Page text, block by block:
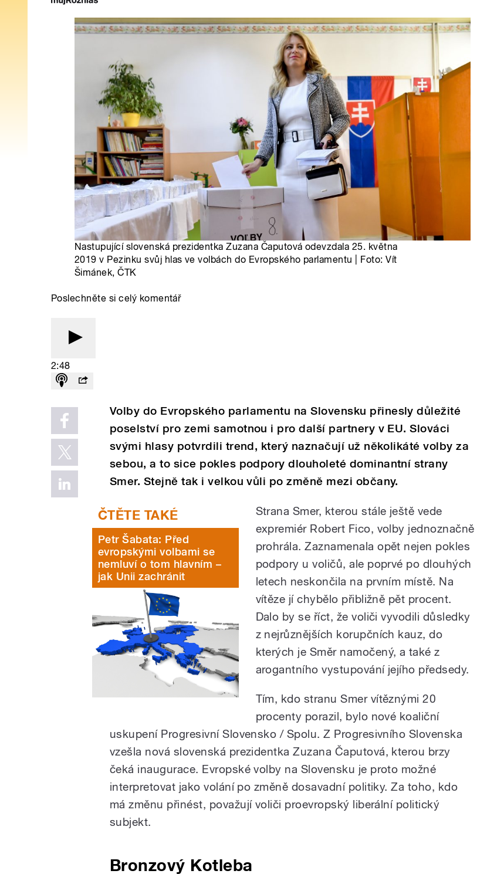
Nastupující slovenská prezidentka Zuzana Čaputová odevzdala 25. května
2019 v Pezinku svůj hlas ve volbách do Evropského parlamentu | Foto: Vít
Šimánek, ČTK
Poslechněte si celý komentář
2:48
Volby do Evropského parlamentu na Slovensku přinesly důležité
poselství pro zemi samotnou i pro další partnery v EU. Slováci
svými hlasy potvrdili trend, který naznačují už několikáté volby za
sebou, a to sice pokles podpory dlouholeté dominantní strany
Smer. Stejně tak i velkou vůli po změně mezi občany.
Petr Šabata: Před
evropskými volbami se
nemluví o tom hlavním –
jak Unii zachránit
Strana Smer, kterou stále ještě vede
expremiér Robert Fico, volby jednoznačně
prohrála. Zaznamenala opět nejen pokles
podpory u voličů, ale poprvé po dlouhých
letech neskončila na prvním místě. Na
vítěze jí chybělo přibližně pět procent.
Dalo by se říct, že voliči vyvodili důsledky
z nejrůznějších korupčních kauz, do
kterých je Směr namočený, a také z
arogantního vystupování jejího předsedy.
Tím, kdo stranu Smer vítěznými 20
procenty porazil, bylo nové koaliční
uskupení Progresivní Slovensko / Spolu. Z Progresivního Slovenska
vzešla nová slovenská prezidentka Zuzana Čaputová, kterou brzy
čeká inaugurace. Evropské volby na Slovensku je proto možné
interpretovat jako volání po změně dosavadní politiky. Za toho, kdo
má změnu přinést, považují voliči proevropský liberální politický
subjekt.
Bronzový Kotleba